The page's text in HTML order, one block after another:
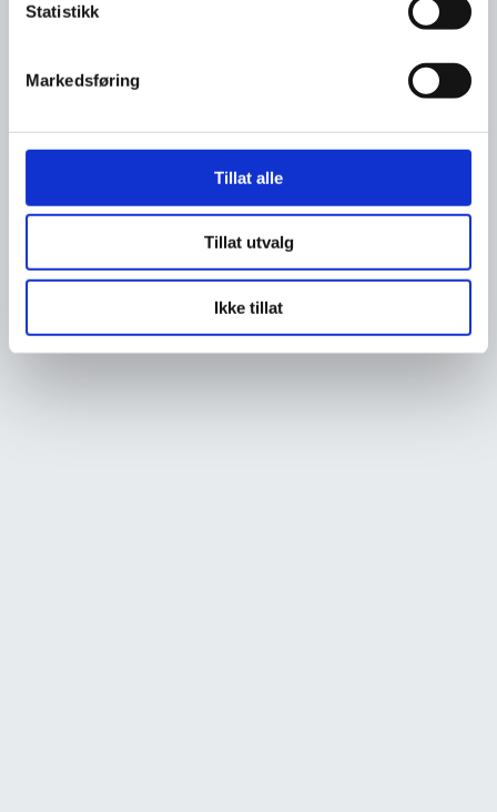
Statistikk
Markedsføring
Tillat alle
Tillat utvalg
Ikke tillat